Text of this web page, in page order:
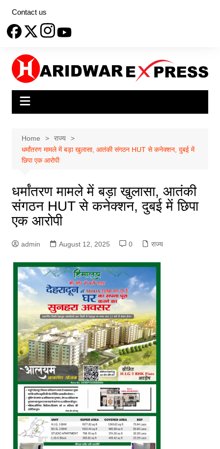
content
Contact us
Home
राज्य
धर्मांतरण मामले में बड़ा खुलासा, आतंकी संगठन HUT से कनेक्शन, दुबई में
छिपा एक आरोपी
धर्मांतरण मामले में बड़ा खुलासा, आतंकी
संगठन HUT से कनेक्शन, दुबई में छिपा
एक आरोपी
admin August 12, 2025 0 राज्य